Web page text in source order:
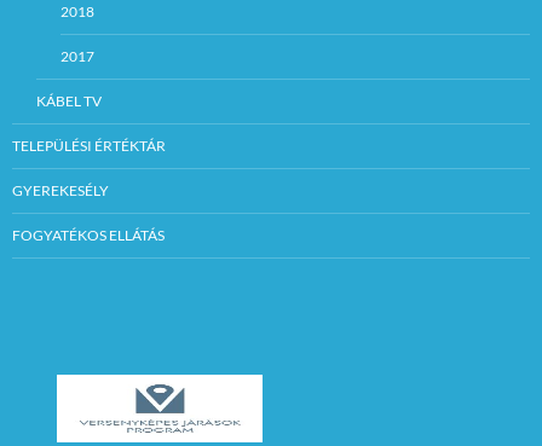
2018
2017
KÁBEL TV
TELEPÜLÉSI ÉRTÉKTÁR
GYEREKESÉLY
FOGYATÉKOS ELLÁTÁS